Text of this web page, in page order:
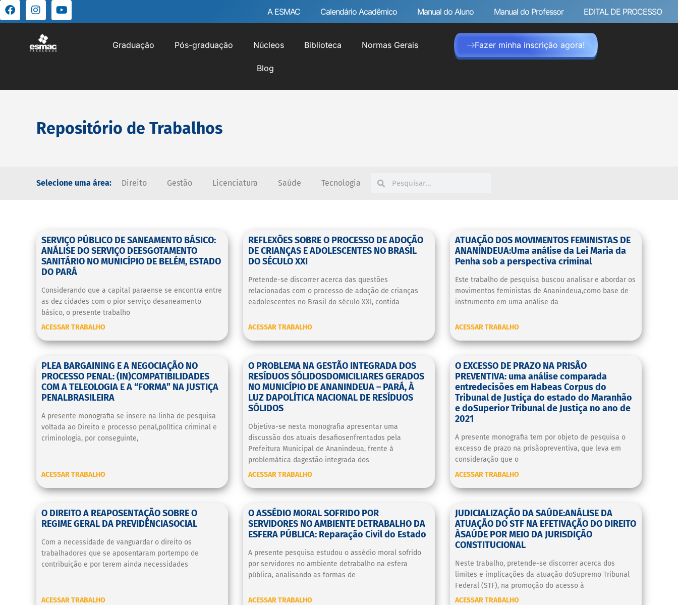
A ESMAC Calendário Acadêmico Manual do Aluno Manual do Professor EDITAL DE PROCESSO
Graduação Pós-graduação Núcleos Biblioteca Normas Gerais
Blog
Fazer minha inscrição agora!
Repositório de Trabalhos
Selecione uma área: Direito Gestão Licenciatura Saúde Tecnologia
SERVIÇO PÚBLICO DE SANEAMENTO BÁSICO:
ANÁLISE DO SERVIÇO DEESGOTAMENTO
SANITÁRIO NO MUNICÍPIO DE BELÉM, ESTADO
DO PARÁ
Considerando que a capital paraense se encontra entre
as dez cidades com o pior serviço desaneamento
básico, o presente trabalho
ACESSAR TRABALHO
REFLEXÕES SOBRE O PROCESSO DE ADOÇÃO
DE CRIANÇAS E ADOLESCENTES NO BRASIL
DO SÉCULO XXI
Pretende-se discorrer acerca das questões
relacionadas com o processo de adoção de crianças
eadolescentes no Brasil do século XXI, contida
ACESSAR TRABALHO
ATUAÇÃO DOS MOVIMENTOS FEMINISTAS DE
ANANINDEUA:Uma análise da Lei Maria da
Penha sob a perspectiva criminal
Este trabalho de pesquisa buscou analisar e abordar os
movimentos feministas de Ananindeua,como base de
instrumento em uma análise da
ACESSAR TRABALHO
PLEA BARGAINING E A NEGOCIAÇÃO NO
PROCESSO PENAL: (IN)COMPATIBILIDADES
COM A TELEOLOGIA E A “FORMA” NA JUSTIÇA
PENALBRASILEIRA
A presente monografia se insere na linha de pesquisa
voltada ao Direito e processo penal,política criminal e
criminologia, por conseguinte,
ACESSAR TRABALHO
O PROBLEMA NA GESTÃO INTEGRADA DOS
RESÍDUOS SÓLIDOSDOMICILIARES GERADOS
NO MUNICÍPIO DE ANANINDEUA – PARÁ, À
LUZ DAPOLÍTICA NACIONAL DE RESÍDUOS
SÓLIDOS
Objetiva-se nesta monografia apresentar uma
discussão dos atuais desafiosenfrentados pela
Prefeitura Municipal de Ananindeua, frente à
problemática dagestão integrada dos
ACESSAR TRABALHO
O EXCESSO DE PRAZO NA PRISÃO
PREVENTIVA: uma análise comparada
entredecisões em Habeas Corpus do
Tribunal de Justiça do estado do Maranhão
e doSuperior Tribunal de Justiça no ano de
2021
A presente monografia tem por objeto de pesquisa o
excesso de prazo na prisãopreventiva, que leva em
consideração que o
ACESSAR TRABALHO
O DIREITO A REAPOSENTAÇÃO SOBRE O
REGIME GERAL DA PREVIDÊNCIASOCIAL
Com a necessidade de vanguardar o direito os
trabalhadores que se aposentaram portempo de
contribuição e por terem ainda necessidades
ACESSAR TRABALHO
O ASSÉDIO MORAL SOFRIDO POR
SERVIDORES NO AMBIENTE DETRABALHO DA
ESFERA PÚBLICA: Reparação Civil do Estado
A presente pesquisa estudou o assédio moral sofrido
por servidores no ambiente detrabalho na esfera
pública, analisando as formas de
ACESSAR TRABALHO
JUDICIALIZAÇÃO DA SAÚDE:ANÁLISE DA
ATUAÇÃO DO STF NA EFETIVAÇÃO DO DIREITO
ÀSAÚDE POR MEIO DA JURISDIÇÃO
CONSTITUCIONAL
Neste trabalho, pretende-se discorrer acerca dos
limites e implicações da atuação doSupremo Tribunal
Federal (STF), na promoção do acesso à
ACESSAR TRABALHO